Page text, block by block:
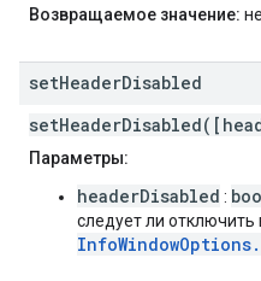
Возвращаемое значение:
setHeaderDisabled
Параметры:
headerDisabled :
следует ли отключить